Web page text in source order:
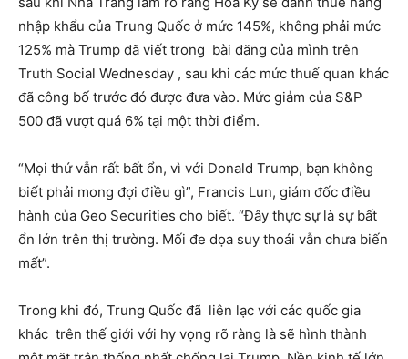
nhập khẩu của Trung Quốc ở mức 145%, không phải mức
125% mà Trump đã viết trong bài đăng của mình trên
Truth Social Wednesday , sau khi các mức thuế quan khác
đã công bố trước đó được đưa vào. Mức giảm của S&P
500 đã vượt quá 6% tại một thời điểm.
“Mọi thứ vẫn rất bất ổn, vì với Donald Trump, bạn không
biết phải mong đợi điều gì”, Francis Lun, giám đốc điều
hành của Geo Securities cho biết. “Đây thực sự là sự bất
ổn lớn trên thị trường. Mối đe dọa suy thoái vẫn chưa biến
mất”.
Trong khi đó, Trung Quốc đã liên lạc với các quốc gia
khác trên thế giới với hy vọng rõ ràng là sẽ hình thành